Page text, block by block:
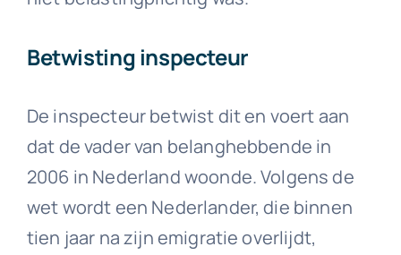
Betwisting inspecteur
De inspecteur betwist dit en voert aan
dat de vader van belanghebbende in
2006 in Nederland woonde. Volgens de
wet wordt een Nederlander, die binnen
tien jaar na zijn emigratie overlijdt,